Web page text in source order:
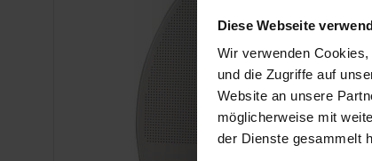
Diese Webseite
Wir verwenden
und die Zugriffe auf
Website an unsere
möglicherweise mit
der Dienste gesammelt